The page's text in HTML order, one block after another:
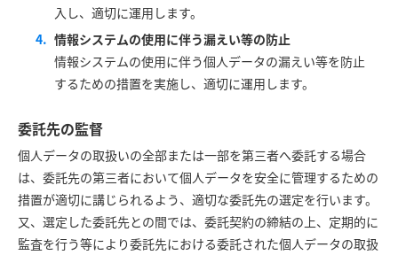
入し、適切に運用します。
情報システムの使用に伴う漏えい等の防止
情報システムの使用に伴う個人データの漏えい等を防止
するための措置を実施し、適切に運用します。
委託先の監督
個人データの取扱いの全部または一部を第三者へ委託する場合
は、委託先の第三者において個人データを安全に管理するための
措置が適切に講じられるよう、適切な委託先の選定を行います。
又、選定した委託先との間では、委託契約の締結の上、定期的に
監査を行う等により委託先における委託された個人データの取扱